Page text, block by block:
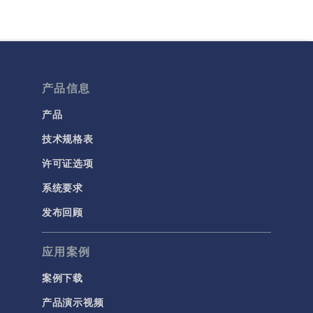
产品信息
产品
技术规格表
许可证选项
系统要求
发布回顾
应用案例
案例下载
产品演示视频